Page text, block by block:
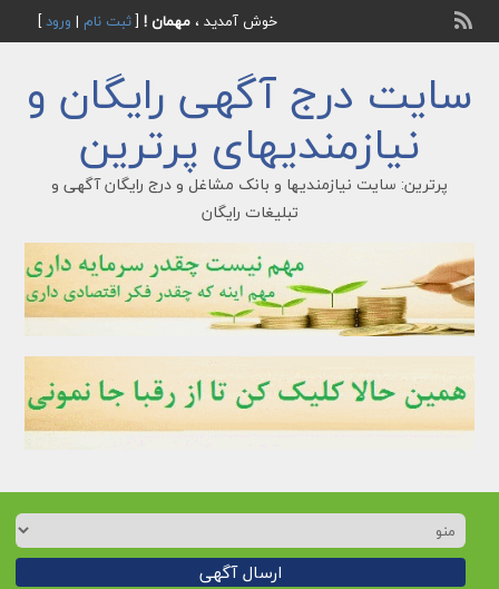
خوش آمدید ، مهمان ![ثبت نام | ورود]
سایت درج آگهی رایگان و
نیازمندیهای پرترین
پرترین: سایت نیازمندیها و بانک مشاغل و درج رایگان آگهی و
تبلیغات رایگان
ارسال آگهی